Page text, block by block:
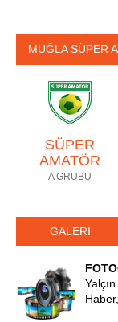
MUĞLA SÜPER
SÜPER
AMATÖR
A GRUBU
GALERİ